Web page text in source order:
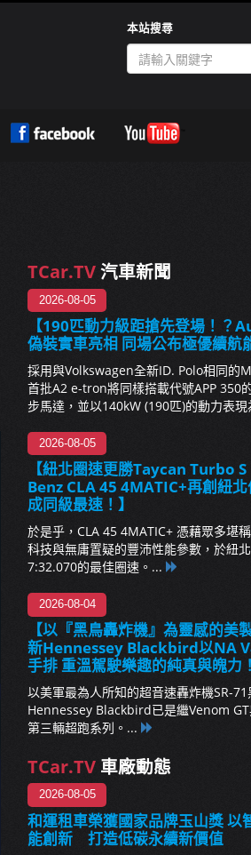
本站搜尋
TCar.TV汽車新聞
2026-08-05
【190匹動力級距搶先登場！？
偽裝實車亮相 同場公布極優續航
採用與Volkswagen全新ID. Polo相同的
首批A2 e-tron將同樣搭載代號APP 350
步馬達，並以140kW (190匹)的動力表現
2026-08-05
【紐北圈速更勝Taycan Turbo
Benz CLA 45 4MATIC+再創紐
成同級最速！】
於是乎，CLA 45 4MATIC+ 憑藉眾多堪
科技與無庸置疑的豐沛性能參數，於紐
7:32.070的最佳圈速。...
2026-08-04
【以『黑鳥轟炸機』為靈感的美
新Hennessey Blackbird以NA
手排 重溫駕駛樂趣的純真與魄力
以美軍最為人所知的超音速轟炸機SR-
Hennessey Blackbird已是繼Venom
第三輛超跑系列。...
TCar.TV 車廠動態
2026-08-05
和運租車榮獲國家品牌玉山獎 以
能創新 打造低碳永續新價值